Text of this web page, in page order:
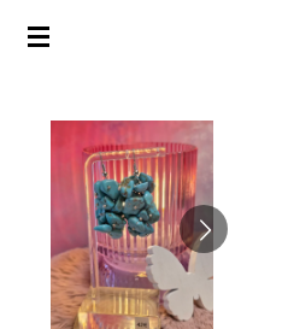
Ga
hoofdinhoud